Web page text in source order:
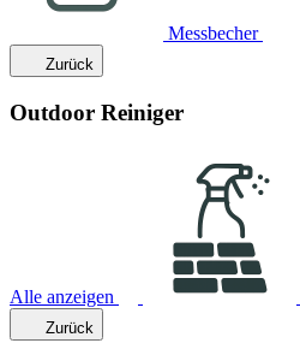
Messbecher
Zurück
Outdoor Reiniger
Alle anzeigen
Zurück